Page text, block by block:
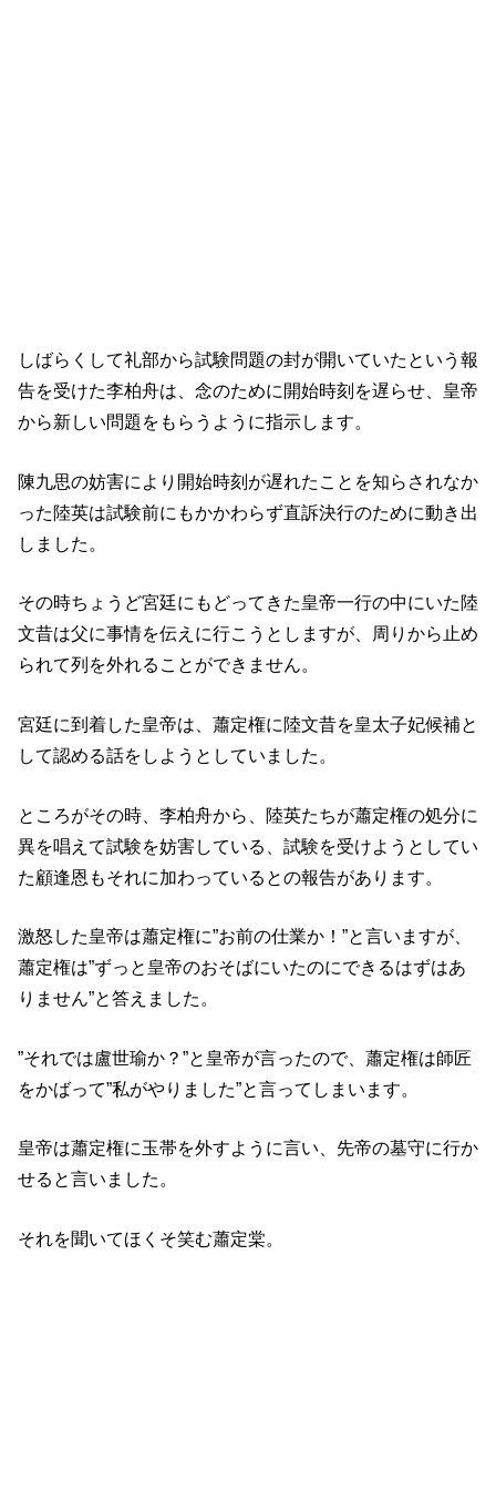
しばらくして礼部から試験問題の封が開いていたという報
告を受けた李柏舟は、念のために開始時刻を遅らせ、皇帝
から新しい問題をもらうように指示します。
陳九思の妨害により開始時刻が遅れたことを知らされなか
った陸英は試験前にもかかわらず直訴決行のために動き出
しました。
その時ちょうど宮廷にもどってきた皇帝一行の中にいた陸
文昔は父に事情を伝えに行こうとしますが、周りから止め
られて列を外れることができません。
宮廷に到着した皇帝は、蕭定権に陸文昔を皇太子妃候補と
して認める話をしようとしていました。
ところがその時、李柏舟から、陸英たちが蕭定権の処分に
異を唱えて試験を妨害している、試験を受けようとしてい
た顧逢恩もそれに加わっているとの報告があります。
激怒した皇帝は蕭定権に”お前の仕業か！”と言いますが、
蕭定権は”ずっと皇帝のおそばにいたのにできるはずはあ
りません”と答えました。
”それでは盧世瑜か？”と皇帝が言ったので、蕭定権は師匠
をかばって”私がやりました”と言ってしまいます。
皇帝は蕭定権に玉帯を外すように言い、先帝の墓守に行か
せると言いました。
それを聞いてほくそ笑む蕭定棠。